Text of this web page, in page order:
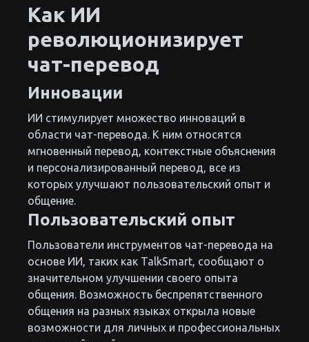
Как ИИ
революционизирует
чат-перевод
Инновации
ИИ стимулирует множество инноваций в
области чат-перевода. К ним относятся
мгновенный перевод, контекстные объяснения
и персонализированный перевод, все из
которых улучшают пользовательский опыт и
общение.
Пользовательский опыт
Пользователи инструментов чат-перевода на
основе ИИ, таких как TalkSmart, сообщают о
значительном улучшении своего опыта
общения. Возможность беспрепятственного
общения на разных языках открыла новые
возможности для личных и профессиональных